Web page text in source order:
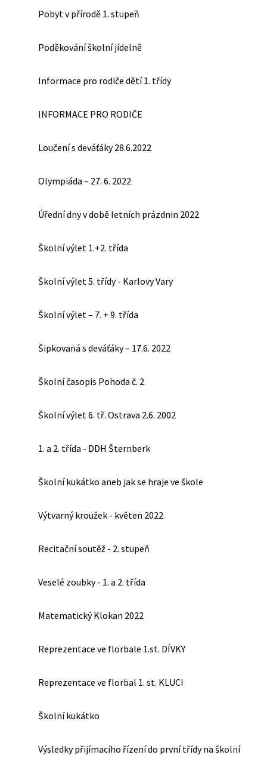
Pobyt v přírodě 1. stupeň
Poděkování školní jídelně
Informace pro rodiče dětí 1. třídy
INFORMACE PRO RODIČE
Loučení s deváťáky 28.6.2022
Olympiáda – 27. 6. 2022
Úřední dny v době letních prázdnin 2022
Školní výlet 1.+2. třída
Školní výlet 5. třídy - Karlovy Vary
Školní výlet – 7. + 9. třída
Šipkovaná s deváťáky – 17.6. 2022
Školní časopis Pohoda č. 2
Školní výlet 6. tř. Ostrava 2.6. 2002
1. a 2. třída - DDH Šternberk
Školní kukátko aneb jak se hraje ve škole
Výtvarný kroužek - květen 2022
Recitační soutěž - 2. stupeň
Veselé zoubky - 1. a 2. třída
Matematický Klokan 2022
Reprezentace ve florbale 1.st. DÍVKY
Reprezentace ve florbal 1. st. KLUCI
Školní kukátko
Výsledky přijímacího řízení do první třídy na školní